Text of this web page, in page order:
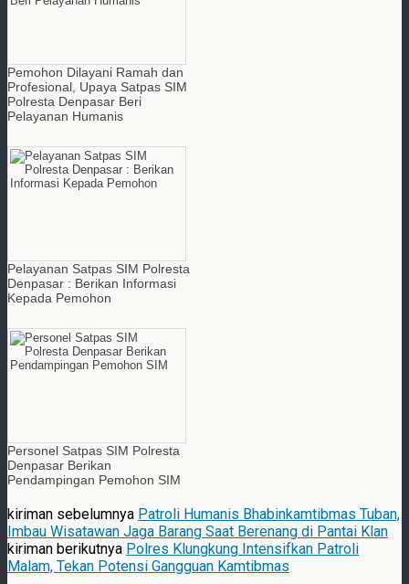
Pemohon Dilayani Ramah dan
Profesional, Upaya Satpas SIM
Polresta Denpasar Beri
Pelayanan Humanis
Pelayanan Satpas SIM Polresta
Denpasar : Berikan Informasi
Kepada Pemohon
Personel Satpas SIM Polresta
Denpasar Berikan
Pendampingan Pemohon SIM
kiriman sebelumnya Patroli Humanis Bhabinkamtibmas Tuban,
Imbau Wisatawan Jaga Barang Saat Berenang di Pantai Klan
kiriman berikutnya Polres Klungkung Intensifkan Patroli
Malam, Tekan Potensi Gangguan Kamtibmas